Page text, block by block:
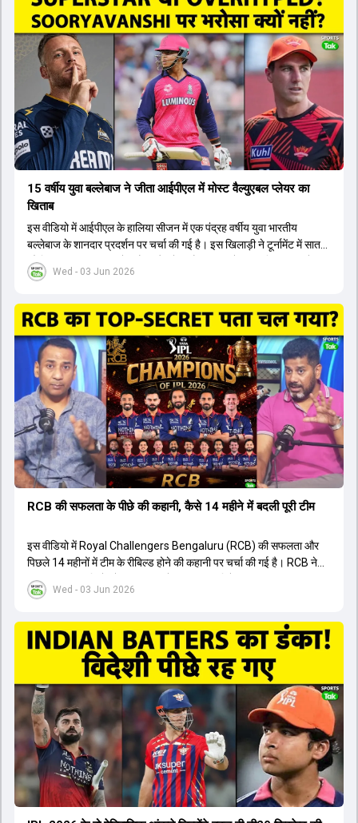
दौड़ से बाहर हैं। आगामी सीरीज के लिए वैभव सूर्यवंशी को तीसरे ओपनर के तौर पर
टीम में शामिल किया जाएगा, जबकि अभिषेक शर्मा और संजू सैमसन पहली पसंद
होंगे। इसके अलावा नीतीश रेड्डी को बतौर ऑलराउंडर ज्यादा मौके मिलेंगे। अजीत
अगरकर की अगुवाई वाली चयन समिति और कोच गौतम गंभीर आगामी टी20 वर्ल्ड
कप और 2028 ओलंपिक के लिए लंबी अवधि का विजन लेकर चल रहे हैं।
Wed - 03 Jun 2026
15 वर्षीय युवा बल्लेबाज ने जीता आईपीएल में मोस्ट वैल्युएबल प्लेयर का
खिताब
इस वीडियो में आईपीएल के हालिया सीजन में एक पंद्रह वर्षीय युवा भारतीय
बल्लेबाज के शानदार प्रदर्शन पर चर्चा की गई है। इस खिलाड़ी ने टूर्नामेंट में सात
सौ छिहत्तर रन बनाकर ऑरेंज कैप और मोस्ट वैल्युएबल प्लेयर का खिताब अपने नाम
किया है। वीडियो में बताया गया है कि ऑस्ट्रेलियाई टीम के वर्तमान कप्तान और
ऑस्ट्रेलियाई कप्तान के अनुसार, शुरुआत में लोगों को इस खिलाड़ी के प्रदर्शन पर
संदेह था, लेकिन अब उसने खुद को एक बेहतरीन बल्लेबाज साबित कर दिया है जो
गेंद को बाउंड्री के काफी पार मारने की क्षमता रखता है। वहीं, इंग्लैंड के पूर्व कप्तान
ने कहा कि टूर्नामेंट जीतने वाली टीम के अलावा इस सीजन की सबसे बड़ी बात इस
युवा खिलाड़ी का प्रदर्शन रहा है, जिसे देखने के लिए स्टेडियम में भारी भीड़ उमड़ती
थी। शानदार प्रदर्शन के बाद इस युवा खिलाड़ी को श्रीलंका में होने वाली
त्रिकोणीय सीरीज के लिए इंडिया ए टीम में भी शामिल कर लिया गया है।
Wed - 03 Jun 2026
RCB की सफलता के पीछे की कहानी, कैसे 14 महीने में बदली पूरी टीम
इस वीडियो में Royal Challengers Bengaluru (RCB) की सफलता और
पिछले 14 महीनों में टीम के रीबिल्ड होने की कहानी पर चर्चा की गई है। RCB ने
अपनी पुरानी गलतियों को स्वीकार करते हुए एक नया रिसेट बटन दबाया। टीम
मैनेजमेंट में Mo Bobat, Andy Flower, Dinesh Karthik और एनालिस्ट
के तहत Bhuvneshwar Kumar, Krunal Pandya और Rasikh Salam
जैसे भारतीय खिलाड़ियों को टीम में शामिल किया गया, जिन्होंने शानदार प्रदर्शन
किया। इसके अलावा, Virat Kohli की भूमिका में भी बदलाव देखा गया, जहां वह
अब टीम के युवा खिलाड़ियों के साथ ज्यादा जुड़े हुए नजर आते हैं। कप्तान Rajat
Patidar के नेतृत्व में टीम का कम्युनिकेशन बहुत स्पष्ट रहा है। एनालिस्ट से लेकर
मैनेजमेंट तक, सभी एक ही पेज पर रहते हैं, जिससे मैदान पर कोई कंफ्यूजन नहीं
होता। यही कारण है कि RCB ने लगातार सफलता हासिल की है।